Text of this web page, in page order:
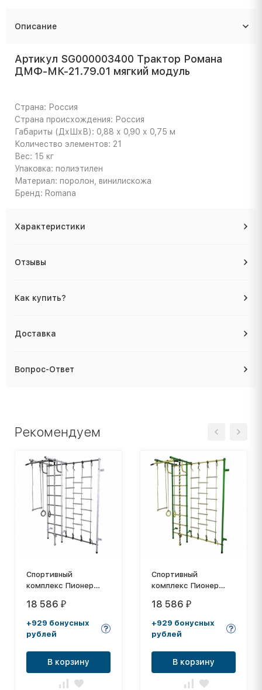
Описание
Артикул SG000003400 Трактор Романа
ДМФ-МК-21.79.01 мягкий модуль
Страна: Россия
Страна происхождения: Россия
Габариты (ДхШхВ): 0,88 х 0,90 х 0,75 м
Количество элементов: 21
Вес: 15 кг
Упаковка: полиэтилен
Материал: поролон, винилискожа
Бренд: Romana
Характеристики
Отзывы
Как купить?
Доставка
Вопрос-Ответ
Рекомендуем
Спортивный
комплекс Пионер
18 586 ₽
+929 бонусных
рублей
В корзину
Спортивный
комплекс Пионер
18 586 ₽
+929 бонусных
рублей
В корзину